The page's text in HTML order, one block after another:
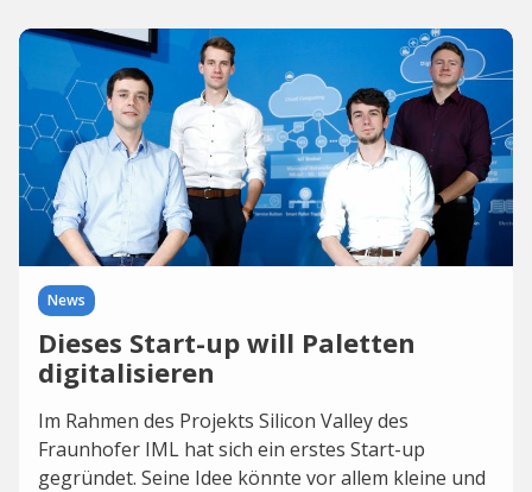
News
Dieses Start-up will Paletten
digitalisieren
Im Rahmen des Projekts Silicon Valley des
Fraunhofer IML hat sich ein erstes Start-up
gegründet. Seine Idee könnte vor allem kleine und